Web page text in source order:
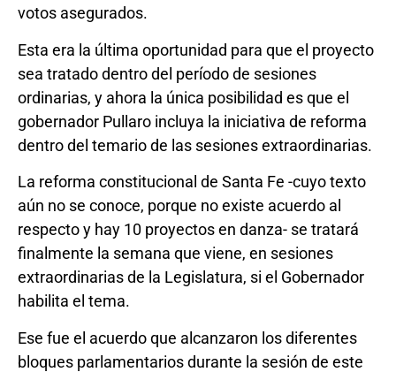
votos asegurados.
Esta era la última oportunidad para que el proyecto
sea tratado dentro del período de sesiones
ordinarias, y ahora la única posibilidad es que el
gobernador Pullaro incluya la iniciativa de reforma
dentro del temario de las sesiones extraordinarias.
La reforma constitucional de Santa Fe -cuyo texto
aún no se conoce, porque no existe acuerdo al
respecto y hay 10 proyectos en danza- se tratará
finalmente la semana que viene, en sesiones
extraordinarias de la Legislatura, si el Gobernador
habilita el tema.
Ese fue el acuerdo que alcanzaron los diferentes
bloques parlamentarios durante la sesión de este